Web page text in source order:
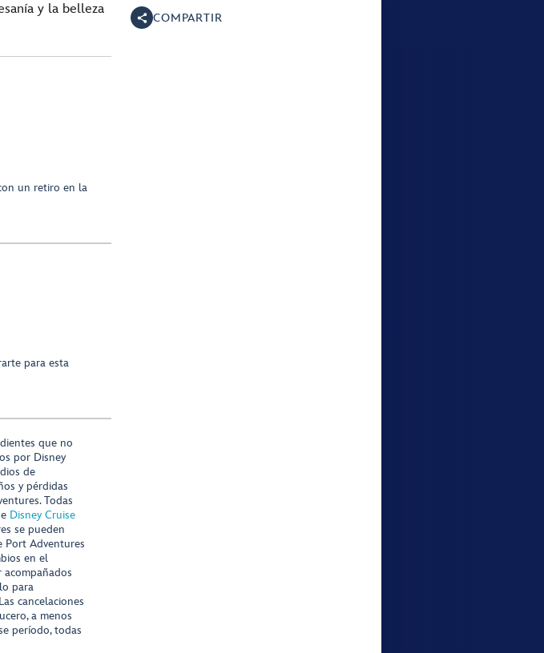
y la belleza
un retiro en la
para esta
que no
por Disney
de
y pérdidas
Todas
Disney Cruise
se pueden
Port Adventures
en el
para
cancelaciones
a menos
período, todas
COMPARTIR